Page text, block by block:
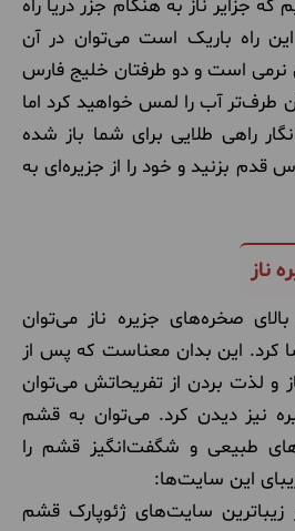
جزایر ناز به هنگام جزر دریا راه
راه باریک است می‌توان در آن
نرمی است و دو طرفتان خلیج فارس
آب را لمس خواهید کرد اما
راهی طلایی برای شما باز شده
قدم بزنید و خود را از جزیره‌ای به
ناز
صخره‌های جزیره ناز می‌توان
کرد. این بدان معناست که پس از
و لذت بردن از تفریحاتش می‌توان
نیز دیدن کرد. می‌توان به قشم
طبیعی و شگفت‌انگیز قشم را
این سایت‌ها:
زیباترین سایت‌های ژئوپارک قشم